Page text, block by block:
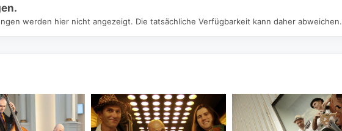
werden hier nicht angezeigt. Die tatsächliche Verfügbarkeit kann daher abweichen.